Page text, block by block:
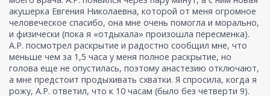
акушерка Евгения Николаевна, которой от меня огромное
человеческое спасибо, она мне очень помогла и морально,
и физически (пока я «отдыхала» произошла пересменка).
А.Р. посмотрел раскрытие и радостно сообщил мне, что
меньше чем за 1,5 часа у меня полное раскрытие, но
голова еще не опустилась, поэтому анастезию отключают,
а мне предстоит продыхивать схватки. Я спросила, когда я
рожу, А.Р. ответил, что к 10 часам (было без четверти 9).